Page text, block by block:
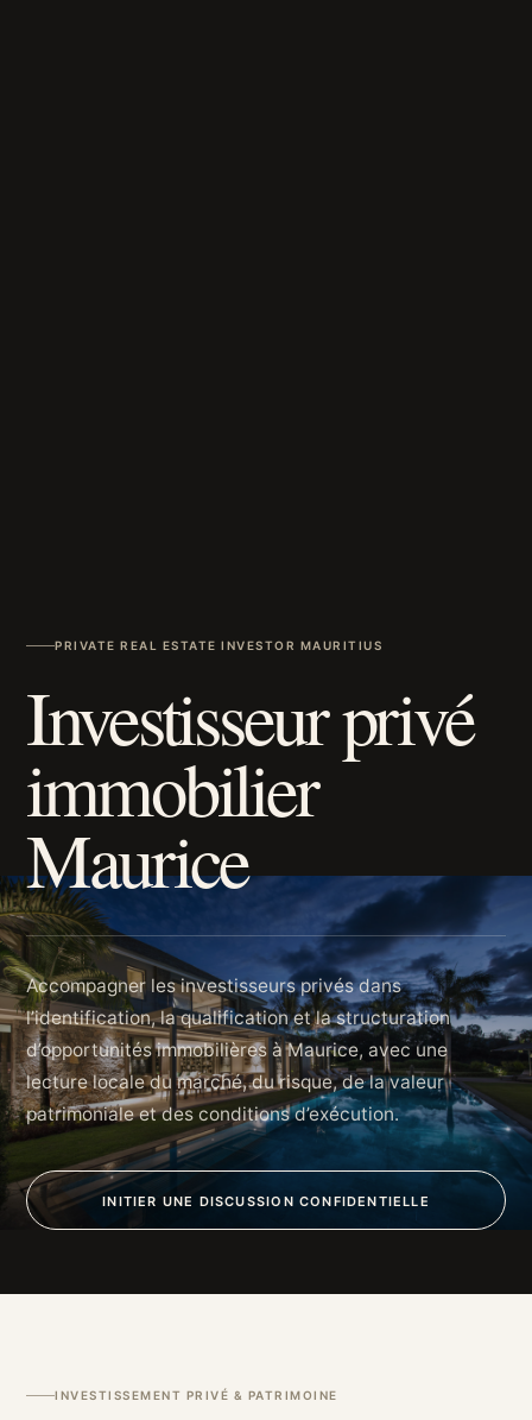
PRIVATE REAL ESTATE INVESTOR MAURITIUS
Investisseur privé
immobilier
Maurice
Accompagner les investisseurs privés dans
l’identification, la qualification et la structuration
d’opportunités immobilières à Maurice, avec une
lecture locale du marché, du risque, de la valeur
patrimoniale et des conditions d’exécution.
INITIER UNE DISCUSSION CONFIDENTIELLE
INVESTISSEMENT PRIVÉ & PATRIMOINE